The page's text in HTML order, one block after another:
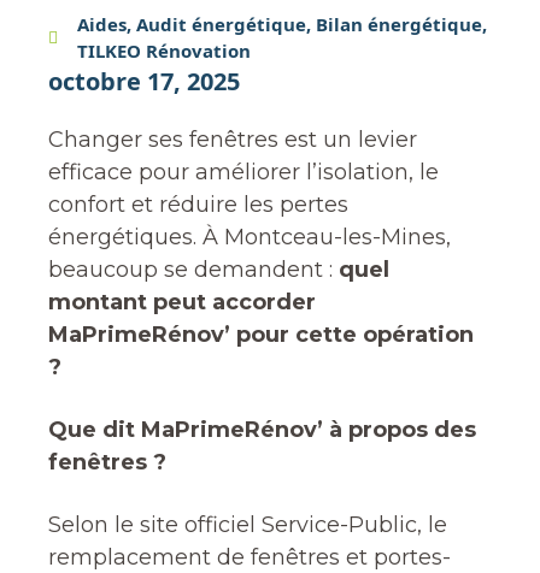
Aides, Audit énergétique, Bilan énergétique,
TILKEO Rénovation
octobre 17, 2025
Changer ses fenêtres est un levier
efficace pour améliorer l’isolation, le
confort et réduire les pertes
énergétiques. À Montceau-les-Mines,
beaucoup se demandent : quel
montant peut accorder
MaPrimeRénov’ pour cette opération
?
Que dit MaPrimeRénov’ à propos des
fenêtres ?
Selon le site officiel Service-Public, le
remplacement de fenêtres et portes-